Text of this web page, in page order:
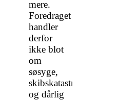
mere.
Foredraget
handler
derfor
ikke blot
om
søsyge,
skibskatastrofer
og dårlig